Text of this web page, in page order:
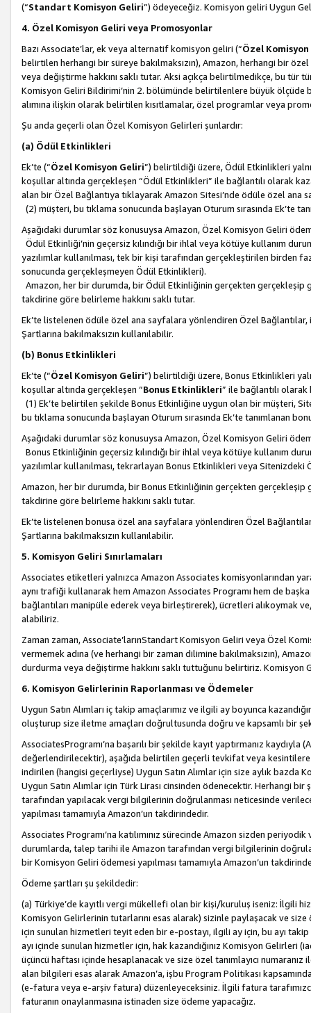
(“Standart Komisyon Geliri”) ödeyeceğiz. Komisyon geliri Uygun
4. Özel Komisyon Geliri veya Promosyonlar
Bazı Associate’lar, ek veya alternatif komisyon geliri (“Özel
belirtilen herhangi bir süreye bakılmaksızın), Amazon, herhangi bir
veya değiştirme hakkını saklı tutar. Aksi açıkça belirtilmedikçe, bu tür
Komisyon Geliri Bildirimi’nin 2. bölümünde belirtilenlere büyük ölçüde
alımına ilişkin olarak belirtilen kısıtlamalar, özel programlar veya
Şu anda geçerli olan Özel Komisyon Gelirleri şunlardır:
(a) Ödül Etkinlikleri
Ek’te (“Özel Komisyon Geliri”) belirtildiği üzere, Ödül Etkinlikleri
koşullar altında gerçekleşen “Ödül Etkinlikleri” ile bağlantılı olarak
alan bir Özel Bağlantıya tıklayarak Amazon Sitesi’nde ödüle özel ana
(2) müşteri, bu tıklama sonucunda başlayan Oturum sırasında Ek’te
Aşağıdaki durumlar söz konusuysa Amazon, Özel Komisyon Geliri
Ödül Etkinliği’nin geçersiz kılındığı bir ihlal veya kötüye kullanım
yazılımlar kullanılması, tek bir kişi tarafından gerçekleştirilen
sonucunda gerçekleşmeyen Ödül Etkinlikleri).
Amazon, her bir durumda, bir Ödül Etkinliğinin gerçekten gerçekleşip
takdirine göre belirleme hakkını saklı tutar.
Ek’te listelenen ödüle özel ana sayfalara yönlendiren Özel
Şartlarına bakılmaksızın kullanılabilir.
(b) Bonus Etkinlikleri
Ek’te (“Özel Komisyon Geliri”) belirtildiği üzere, Bonus Etkinlikleri
koşullar altında gerçekleşen “Bonus Etkinlikleri” ile bağlantılı olarak
(1) Ek’te belirtilen şekilde Bonus Etkinliğine uygun olan bir müşteri,
bu tıklama sonucunda başlayan Oturum sırasında Ek’te tanımlanan
Aşağıdaki durumlar söz konusuysa Amazon, Özel Komisyon Geliri
Bonus Etkinliğinin geçersiz kılındığı bir ihlal veya kötüye kullanım
yazılımlar kullanılması, tekrarlayan Bonus Etkinlikleri veya
Amazon, her bir durumda, bir Bonus Etkinliğinin gerçekten gerçekleşip
takdirine göre belirleme hakkını saklı tutar.
Ek’te listelenen bonusa özel ana sayfalara yönlendiren Özel
Şartlarına bakılmaksızın kullanılabilir.
5. Komisyon Geliri Sınırlamaları
Associates etiketleri yalnızca Amazon Associates komisyonlarından
aynı trafiği kullanarak hem Amazon Associates Programı hem de
bağlantıları manipüle ederek veya birleştirerek), ücretleri alıkoymak
alabiliriz.
Zaman zaman, Associate’larınStandart Komisyon Geliri veya Özel
vermemek adına (ve herhangi bir zaman dilimine bakılmaksızın),
durdurma veya değiştirme hakkını saklı tuttuğunu belirtiriz. Komisyon
6. Komisyon Gelirlerinin Raporlanması ve Ödemeler
Uygun Satın Alımları iç takip amaçlarımız ve ilgili ay boyunca
oluşturup size iletme amaçları doğrultusunda doğru ve kapsamlı bir
AssociatesProgramı’na başarılı bir şekilde kayıt yaptırmanız
değerlendirilecektir), aşağıda belirtilen geçerli tevkifat veya
indirilen (hangisi geçerliyse) Uygun Satın Alımlar için size aylık
Uygun Satın Alımlar için Türk Lirası cinsinden ödenecektir. Herhangi
tarafından yapılacak vergi bilgilerinin doğrulanması neticesinde
yapılması tamamıyla Amazon’un takdirindedir.
Associates Programı’na katılımınız sürecinde Amazon sizden
durumlarda, talep tarihi ile Amazon tarafından vergi bilgilerinin
bir Komisyon Geliri ödemesi yapılması tamamıyla Amazon’un
Ödeme şartları şu şekildedir:
(a) Türkiye’de kayıtlı vergi mükellefi olan bir kişi/kuruluş iseniz: İlgili
Komisyon Gelirlerinin tutarlarını esas alarak) sizinle paylaşacak ve
için sunulan hizmetleri teyit eden bir e-postayı, ilgili ay için, bu ayı
ayı içinde sunulan hizmetler için, hak kazandığınız Komisyon Gelirleri
üçüncü haftası içinde hesaplanacak ve size özel tanımlayıcı
alan bilgileri esas alarak Amazon’a, işbu Program Politikası
(e-fatura veya e-arşiv fatura) düzenleyeceksiniz. İlgili fatura
faturanın onaylanmasına istinaden size ödeme yapacağız.